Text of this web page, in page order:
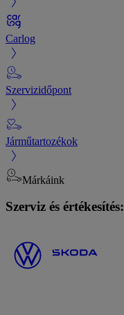
Carlog
Szervizidőpont
Járműtartozékok
Márkáink
Szerviz és értékesítés: